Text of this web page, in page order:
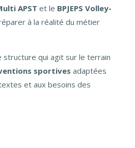
APST et le BPJEPS Volley-
à la réalité du métier
structure qui agit sur le terrain
sportives adaptées
et aux besoins des